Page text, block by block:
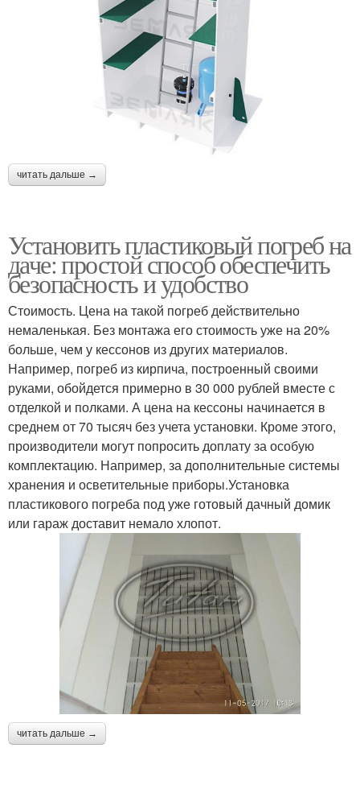
читать дальше →
Установить пластиковый погреб на
даче: простой способ обеспечить
безопасность и удобство
Стоимость. Цена на такой погреб действительно
немаленькая. Без монтажа его стоимость уже на 20%
больше, чем у кессонов из других материалов.
Например, погреб из кирпича, построенный своими
руками, обойдется примерно в 30 000 рублей вместе с
отделкой и полками. А цена на кессоны начинается в
среднем от 70 тысяч без учета установки. Кроме этого,
производители могут попросить доплату за особую
комплектацию. Например, за дополнительные системы
хранения и осветительные приборы.Установка
пластикового погреба под уже готовый дачный домик
или гараж доставит немало хлопот.
читать дальше →